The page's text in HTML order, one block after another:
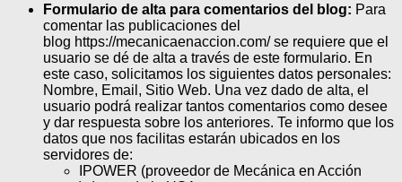
Formulario de alta para comentarios del blog: Para
comentar las publicaciones del
blog https://mecanicaenaccion.com/ se requiere que el
usuario se dé de alta a través de este formulario. En
este caso, solicitamos los siguientes datos personales:
Nombre, Email, Sitio Web. Una vez dado de alta, el
usuario podrá realizar tantos comentarios como desee
y dar respuesta sobre los anteriores. Te informo que los
datos que nos facilitas estarán ubicados en los
servidores de:
IPOWER (proveedor de Mecánica en Acción